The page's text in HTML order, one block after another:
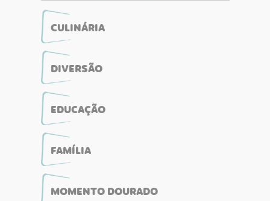
CULINÁRIA
DIVERSÃO
EDUCAÇÃO
FAMÍLIA
MOMENTO DOURADO